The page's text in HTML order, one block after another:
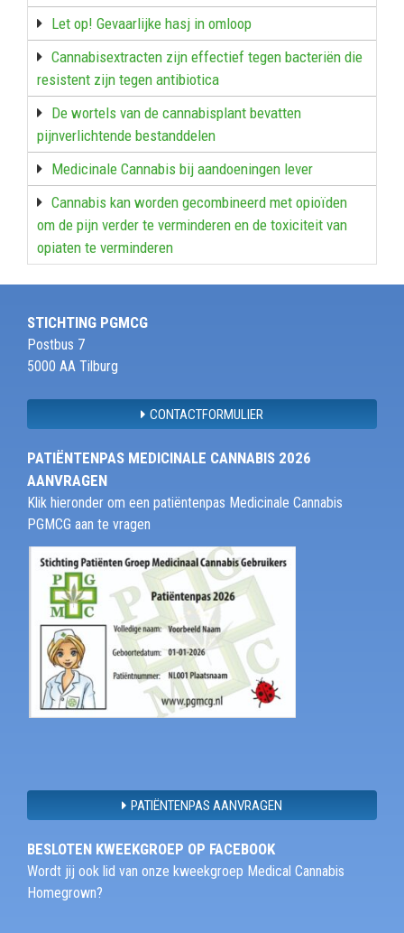
Let op! Gevaarlijke hasj in omloop
Cannabisextracten zijn effectief tegen bacteriën die
resistent zijn tegen antibiotica
De wortels van de cannabisplant bevatten
pijnverlichtende bestanddelen
Medicinale Cannabis bij aandoeningen lever
Cannabis kan worden gecombineerd met opioïden
om de pijn verder te verminderen en de toxiciteit van
opiaten te verminderen
STICHTING PGMCG
Postbus 7
5000 AA Tilburg
CONTACTFORMULIER
PATIËNTENPAS MEDICINALE CANNABIS 2026
AANVRAGEN
Klik hieronder om een patiëntenpas Medicinale Cannabis
PGMCG aan te vragen
PATIËNTENPAS AANVRAGEN
BESLOTEN KWEEKGROEP OP FACEBOOK
Wordt jij ook lid van onze kweekgroep Medical Cannabis
Homegrown?